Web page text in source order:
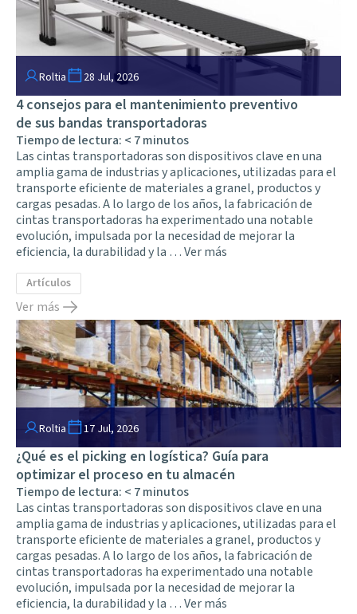
Roltia 28 Jul, 2026
4 consejos para el mantenimiento preventivo
de sus bandas transportadoras
Tiempo de lectura: < 7minutos
Las cintas transportadoras son dispositivos clave en una
amplia gama de industrias y aplicaciones, utilizadas para el
transporte eficiente de materiales a granel, productos y
cargas pesadas. A lo largo de los años, la fabricación de
cintas transportadoras ha experimentado una notable
evolución, impulsada por la necesidad de mejorar la
eficiencia, la durabilidad y la …Ver más
Artículos
Ver más
Roltia 17 Jul, 2026
¿Qué es el picking en logística? Guía para
optimizar el proceso en tu almacén
Tiempo de lectura: < 7minutos
Las cintas transportadoras son dispositivos clave en una
amplia gama de industrias y aplicaciones, utilizadas para el
transporte eficiente de materiales a granel, productos y
cargas pesadas. A lo largo de los años, la fabricación de
cintas transportadoras ha experimentado una notable
evolución, impulsada por la necesidad de mejorar la
eficiencia, la durabilidad y la …Ver más